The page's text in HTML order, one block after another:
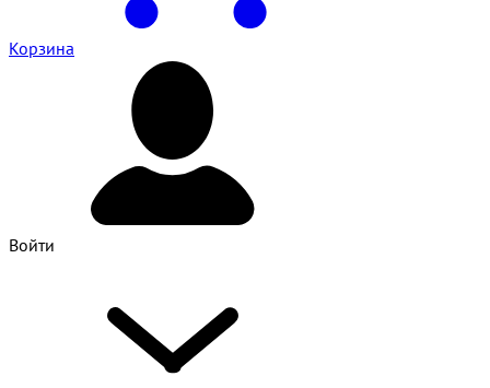
Корзина
Войти